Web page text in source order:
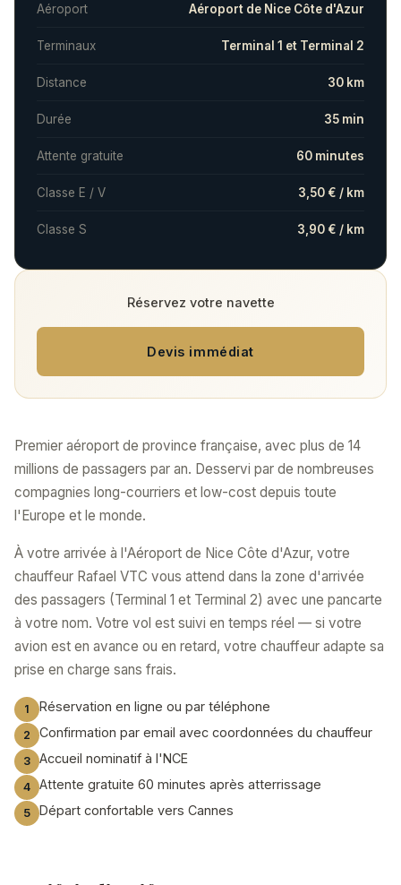
Premier aéroport de province française, avec plus de 14
millions de passagers par an. Desservi par de nombreuses
compagnies long-courriers et low-cost depuis toute
l'Europe et le monde.
À votre arrivée à l'Aéroport de Nice Côte d'Azur, votre
chauffeur Rafael VTC vous attend dans la zone d'arrivée
des passagers (Terminal 1 et Terminal 2) avec une pancarte
à votre nom. Votre vol est suivi en temps réel — si votre
avion est en avance ou en retard, votre chauffeur adapte sa
prise en charge sans frais.
Réservation en ligne ou par téléphone
Confirmation par email avec coordonnées du chauffeur
Accueil nominatif à l'NCE
Attente gratuite 60 minutes après atterrissage
Départ confortable vers Cannes
Aéroport Aéroport de Nice Côte d'Azur
Terminaux Terminal 1 et Terminal 2
Distance 30 km
Durée 35 min
Attente gratuite 60 minutes
Classe E / V 3,50 € / km
Classe S 3,90 € / km
Réservez votre navette
Devis immédiat